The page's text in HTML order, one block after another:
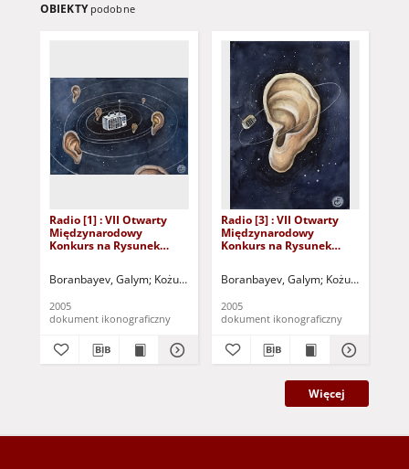
OBIEKTY podobne
Radio [1] : VII Otwarty
Międzynarodowy
Konkurs na Rysunek
Boranbayev, Galym Kożuchowski Ośrodek Kultury i Sportu "Zamek"
2005
dokument ikonograficzny
Radio [3] : VII Otwarty
Międzynarodowy
Konkurs na Rysunek
Boranbayev, Galym Kożuchowski
2005
dokument ikonograficzny
Więcej